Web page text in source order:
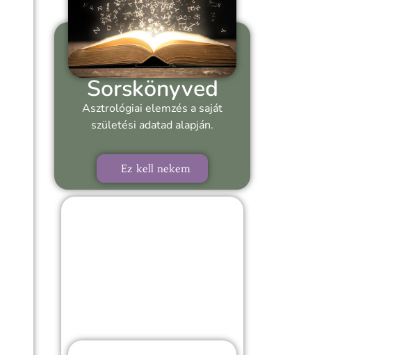
Sorskönyved
Asztrológiai elemzés a saját
születési adatad alapján.
Ez kell nekem